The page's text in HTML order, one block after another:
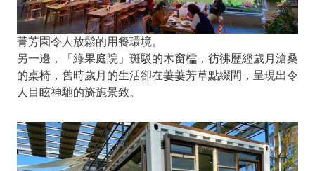
菁芳園令人放鬆的用餐環境。
另一邊，「綠果庭院」斑駁的木窗櫺，彷彿歷經歲月滄桑
的桌椅，舊時歲月的生活卻在萋萋芳草點綴間，呈現出令
人目眩神馳的旖旎景致。